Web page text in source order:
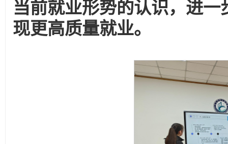
当前就业形势的认识，进
现更高质量就业。